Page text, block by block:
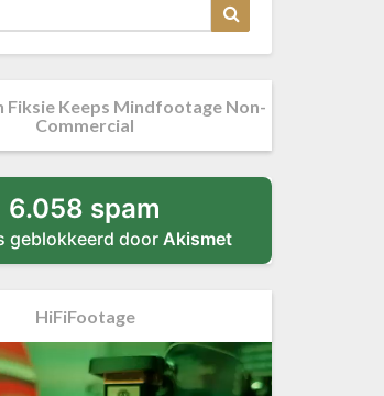
Fiksie Keeps Mindfootage Non-
Commercial
6.058 spam
geblokkeerd door Akismet
HiFiFootage